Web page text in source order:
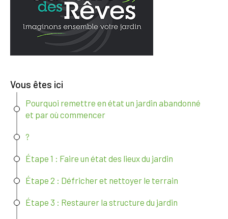
Vous êtes ici
Pourquoi remettre en état un jardin abandonné
et par où commencer
?
Étape 1 : Faire un état des lieux du jardin
Étape 2 : Défricher et nettoyer le terrain
Étape 3 : Restaurer la structure du jardin